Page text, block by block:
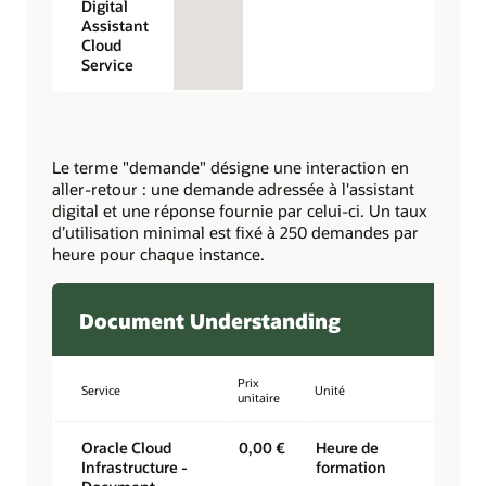
Digital
Assistant
Cloud
Service
Le terme "demande" désigne une interaction en
aller-retour : une demande adressée à l'assistant
digital et une réponse fournie par celui-ci. Un taux
d’utilisation minimal est fixé à 250 demandes par
heure pour chaque instance.
Document Understanding
Service
Prix
unitaire
Unité
Oracle Cloud
Infrastructure -
0,00 €
Heure de
formation